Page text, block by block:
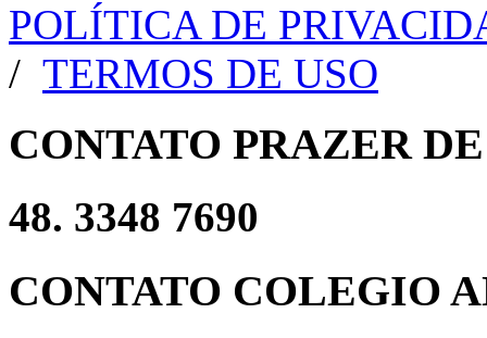
POLÍTICA DE
/ TERMOS DE USO
CONTATO PRAZER
48. 3348 7690
CONTATO COLEGIO